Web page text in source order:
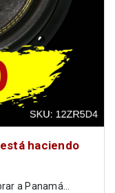
haciendo
a Panamá...